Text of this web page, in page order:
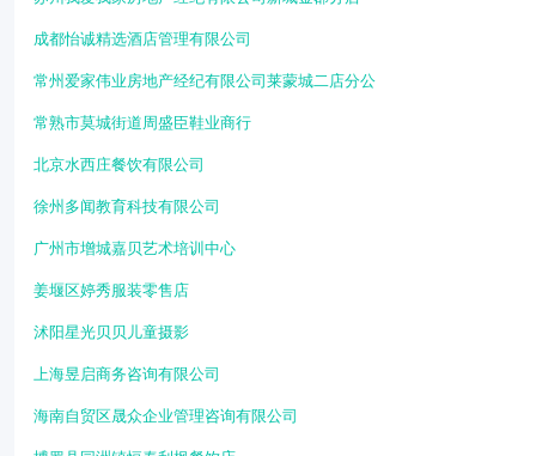
成都怡诚精选酒店管理有限公司
常州爱家伟业房地产经纪有限公司莱蒙城二店分公
常熟市莫城街道周盛臣鞋业商行
北京水西庄餐饮有限公司
徐州多闻教育科技有限公司
广州市增城嘉贝艺术培训中心
姜堰区婷秀服装零售店
沭阳星光贝贝儿童摄影
上海昱启商务咨询有限公司
海南自贸区晟众企业管理咨询有限公司